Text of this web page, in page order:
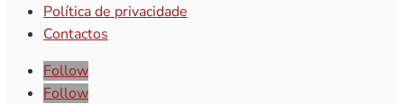
Política de privacidade
Contactos
Follow
Follow